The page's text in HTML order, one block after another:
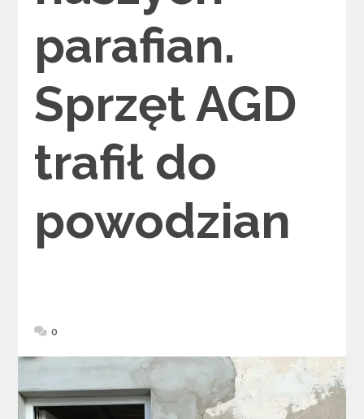
parafian.
Sprzęt AGD
trafił do
powodzian
0